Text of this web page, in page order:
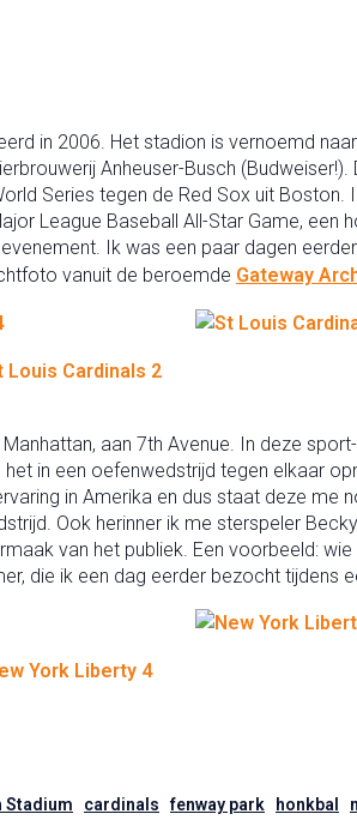
in 2006. Het stadion is vernoemd
Anheuser-Busch
Series tegen de Red Sox uit
League Baseball All-Star Game,
Ik was een paar dagen
vanuit de beroemde Gateway
aan 7th Avenue. In deze
in een oefenwedstrijd tegen elkaar
in Amerika en dus staat deze
Ook herinner ik me sterspeler
van het publiek. Een voorbeeld:
die ik een dag eerder bezocht tijdens
Stadium cardinals fenway park honkbal